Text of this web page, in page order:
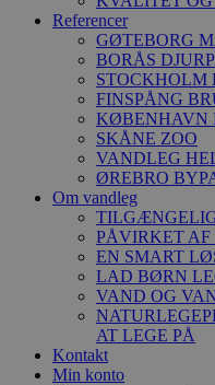
Referencer
GØTEBORG
BORÅS
STOCKHOLM
FINSPÅNG
KØBENHAVN
SKÅNE ZOO
VANDLEG
ØREBRO
Om vandleg
PÅVIRKET AF
EN SMART
LAD BØRN
VAND OG
AT LEGE PÅ
Kontakt
Min konto